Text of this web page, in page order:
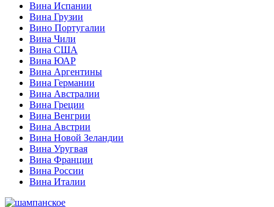
Вина Испании
Вина Грузии
Вино Португалии
Вина Чили
Вина США
Вина ЮАР
Вина Аргентины
Вина Германии
Вина Австралии
Вина Греции
Вина Венгрии
Вина Австрии
Вина Новой Зеландии
Вина Уругвая
Вина Франции
Вина России
Вина Италии